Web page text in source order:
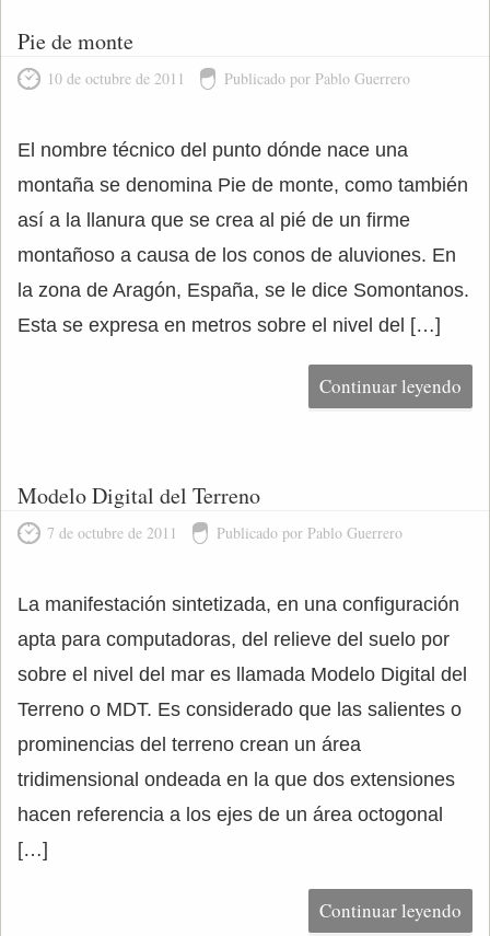
Pie de monte
10 de octubre de 2011 Publicado por Pablo Guerrero
El nombre técnico del punto dónde nace una
montaña se denomina Pie de monte, como también
así a la llanura que se crea al pié de un firme
montañoso a causa de los conos de aluviones. En
la zona de Aragón, España, se le dice Somontanos.
Esta se expresa en metros sobre el nivel del […]
Continuar leyendo
Modelo Digital del Terreno
7 de octubre de 2011 Publicado por Pablo Guerrero
La manifestación sintetizada, en una configuración
apta para computadoras, del relieve del suelo por
sobre el nivel del mar es llamada Modelo Digital del
Terreno o MDT. Es considerado que las salientes o
prominencias del terreno crean un área
tridimensional ondeada en la que dos extensiones
hacen referencia a los ejes de un área octogonal
[…]
Continuar leyendo